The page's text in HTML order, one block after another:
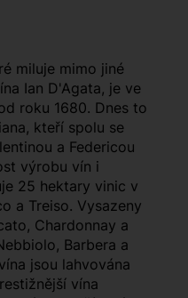
miluje mimo jiné
Ian D'Agata, je ve
roku 1680. Dnes to
kteří spolu se
a Federicou
výrobu vín i
25 hektary vinic v
a Treiso. Vysazeny
Chardonnay a
Barbera a
jsou lahvována
vína